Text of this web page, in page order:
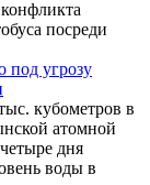
посреди
под угрозу
кубометров в
атомной
дня
воды в